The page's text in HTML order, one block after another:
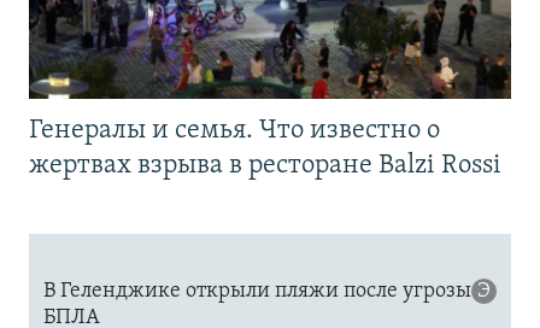
Генералы и семья. Что известно о
жертвах взрыва в ресторане Balzi Rossi